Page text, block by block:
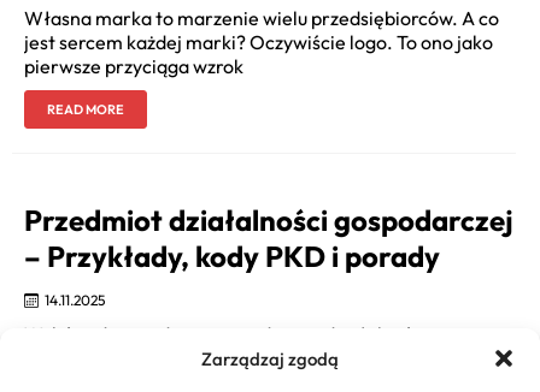
Zarządzaj zgodą
Własna marka to marzenie wielu przedsiębiorców. A co
jest sercem każdej marki? Oczywiście logo. To ono jako
pierwsze przyciąga wzrok
READ MORE
Przedmiot działalności gospodarczej
– Przykłady, kody PKD i porady
14.11.2025
Wybór odpowiedniego przedmiotu działalności
gospodarczej to fundament, na którym budujesz swoją